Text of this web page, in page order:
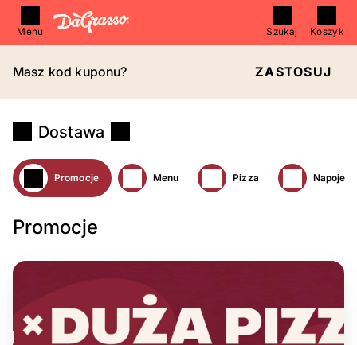
Menu Szukaj Koszyk
Masz kod kuponu? ZASTOSUJ
Dostawa
Promocje Menu Pizza Napoje
Promocje